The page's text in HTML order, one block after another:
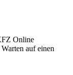
Online
auf einen